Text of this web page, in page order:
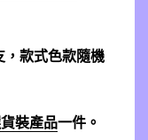
款式色款隨機
裝產品一件。